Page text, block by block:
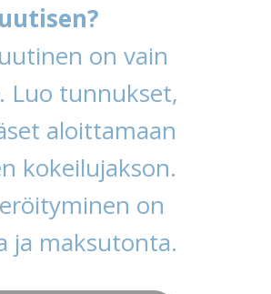
uutisen?
on vain
Luo tunnukset,
aloittamaan
kokeilujakson.
on
ja maksutonta.